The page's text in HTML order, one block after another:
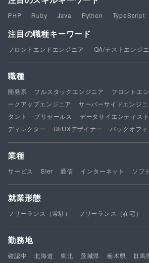
PHP Ruby Java Python TypeScript
注目の職種キーワード
フロントエンドエンジニア QA/テストエンジ
職種
開発系 フルスタックエンジニア フロントエ
ークアップエンジニア
サーバーサイドエンジ
タント
プリセールス データサイエンティスト
ディレクター
UI/UXデザイナー バックオフ
業種
サービス SIer 通信 インターネット ソフ
就業形態
フリーランス（常駐） フリーランス（在宅）
勤務地
確認中 北海道 東北 茨城県 栃木県 群馬